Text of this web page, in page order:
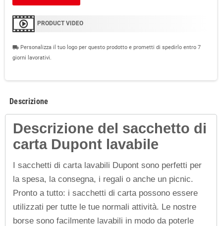
PRODUCT VIDEO
local_shipping Personalizza il tuo logo per questo prodotto e prometti di spedirlo entro 7
giorni lavorativi.
Descrizione
Descrizione del sacchetto di
carta Dupont lavabile
I sacchetti di carta lavabili Dupont sono perfetti per
la spesa, la consegna, i regali o anche un picnic.
Pronto a tutto: i sacchetti di carta possono essere
utilizzati per tutte le tue normali attività. Le nostre
borse sono facilmente lavabili in modo da poterle